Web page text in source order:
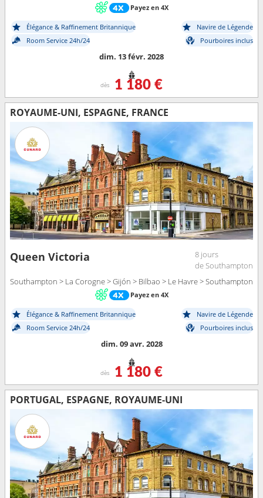
Payez en 4X
Élégance & Raffinement Britannique
Navire de Légende
Room Service 24h/24
Pourboires inclus
dim. 13 févr. 2028
dès 1 180 €
ROYAUME-UNI, ESPAGNE, FRANCE
Queen Victoria
8 jours
de Southampton
Southampton > La Corogne > Gijón > Bilbao > Le Havre > Southampton
Payez en 4X
Élégance & Raffinement Britannique
Navire de Légende
Room Service 24h/24
Pourboires inclus
dim. 09 avr. 2028
dès 1 180 €
PORTUGAL, ESPAGNE, ROYAUME-UNI